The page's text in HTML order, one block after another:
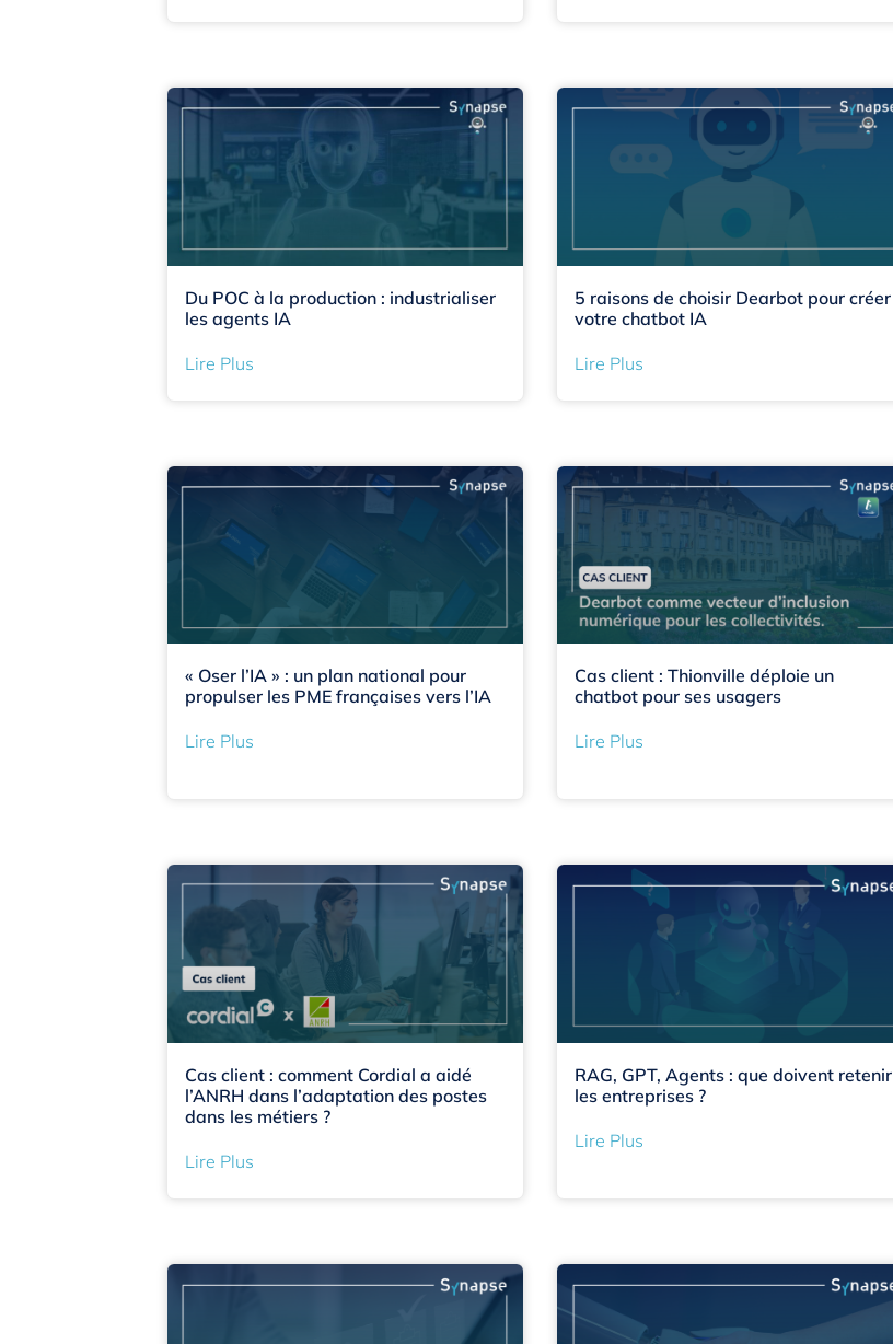
Du POC à la production : industrialiser
les agents IA
Lire Plus
5 raisons de choisir Dearbot pour créer
votre chatbot IA
Lire Plus
« Oser l’IA » : un plan national pour
propulser les PME françaises vers l’IA
Lire Plus
Cas client : Thionville déploie un
chatbot pour ses usagers
Lire Plus
Cas client : comment Cordial a aidé
l’ANRH dans l’adaptation des postes
dans les métiers ?
Lire Plus
RAG, GPT, Agents : que doivent retenir
les entreprises ?
Lire Plus